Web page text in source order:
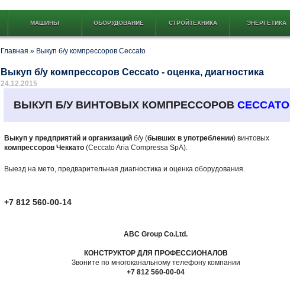
МАШИНЫ ОБОРУДОВАНИЕ СТРОЙТЕХНИКА ЭНЕРГЕТИКА
Главная » Выкуп б/у компрессоров Ceccato
Выкуп б/у компрессоров Ceccato - оценка, диагностика
24.12.2015
ВЫКУП Б/У ВИНТОВЫХ КОМПРЕССОРОВ CECCATO
Выкуп у предприятий и организаций б/у (бывших в употреблении) винтовых
компрессоров Чеккато (Ceccato Aria Compressa SpA).
Выезд на мето, предварительная диагностика и оценка оборудования.
+7 812 560-00-14
ABC Group Co.Ltd.
КОНСТРУКТОР ДЛЯ ПРОФЕССИОНАЛОВ
Звоните по многоканальному телефону компании
+7 812 560-00-04